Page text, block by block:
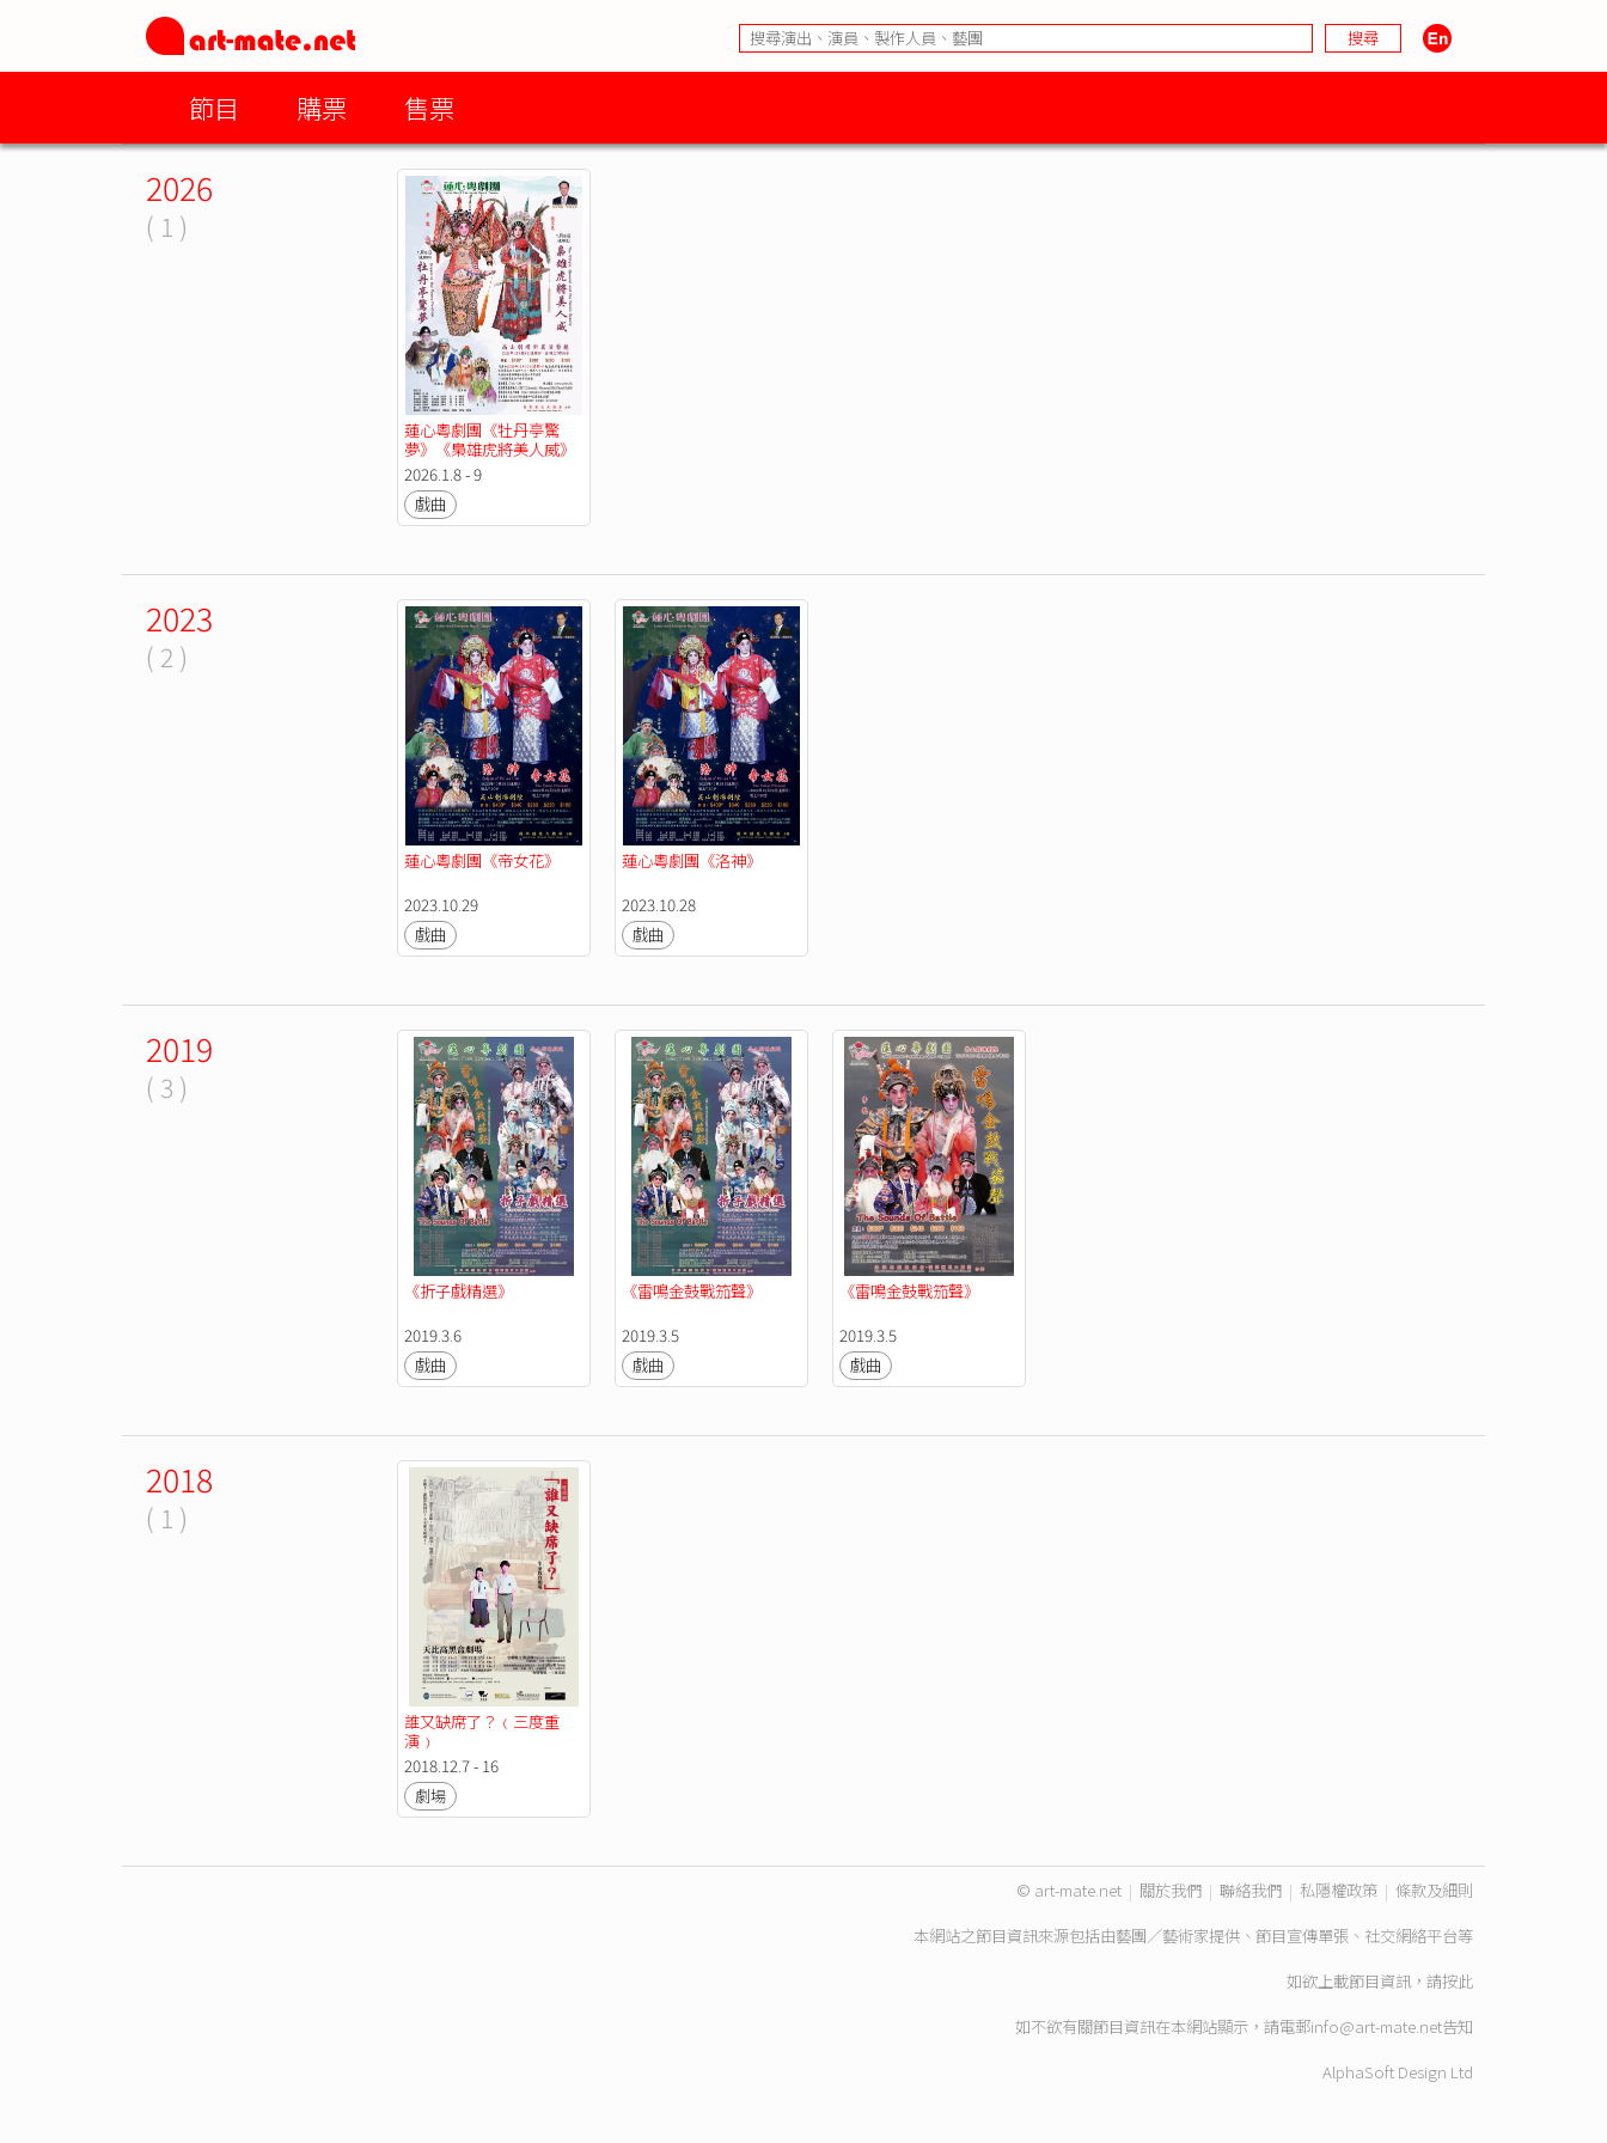
節目 購票 售票
2026
( 1 )
蓮心粵劇團《牡丹亭驚
夢》《梟雄虎將美人威》
2026.1.8 - 9
戲曲
2023
( 2 )
蓮心粵劇團《帝女花》
2023.10.29
戲曲
蓮心粵劇團《洛神》
2023.10.28
戲曲
2019
( 3 )
《折子戲精選》
2019.3.6
戲曲
《雷鳴金鼓戰笳聲》
2019.3.5
戲曲
《雷鳴金鼓戰笳聲》
2019.3.5
戲曲
2018
( 1 )
誰又缺席了？﹙三度重
演﹚
2018.12.7 - 16
劇場
© art-mate.net | 關於我們 | 聯絡我們 | 私隱權政策 | 條款及細則
本網站之節目資訊來源包括由藝團／藝術家提供、節目宣傳單張、社交網絡平台等
如欲上載節目資訊，請按此
如不欲有關節目資訊在本網站顯示，請電郵info@art-mate.net告知
AlphaSoft Design Ltd